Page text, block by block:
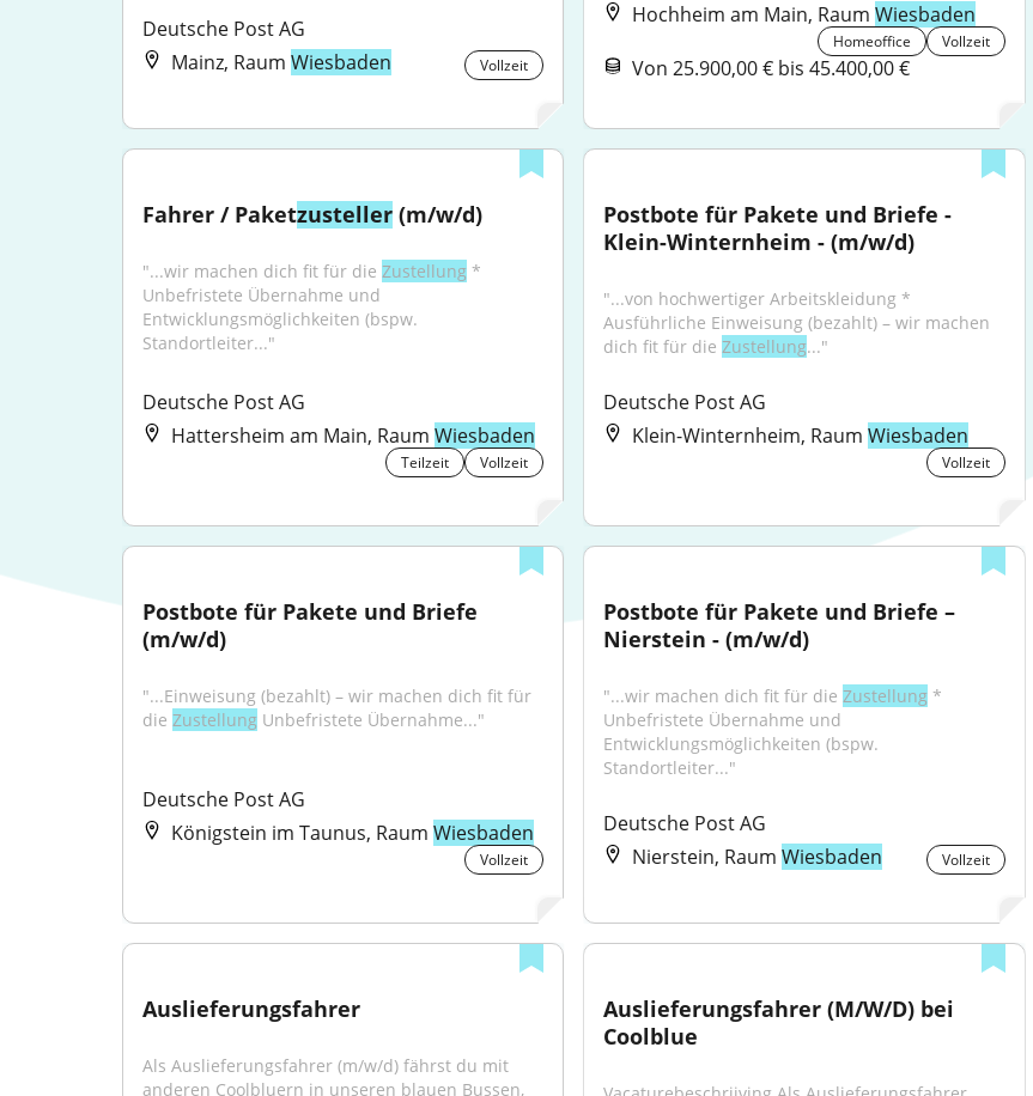
Deutsche Post AG
Mainz, Raum Wiesbaden Vollzeit
Hochheim am Main, RaumWiesbaden
Homeoffice Vollzeit
Von 25.900,00 € bis 45.400,00 €
Fahrer / Paketzusteller (m/w/d)
"...wir machen dich fit für die Zustellung *
Unbefristete Übernahme und
Entwicklungsmöglichkeiten (bspw.
Standortleiter..."
Deutsche Post AG
Hattersheim am Main, Raum Wiesbaden
Teilzeit Vollzeit
Postbote für Pakete und Briefe -
Klein-Winternheim - (m/w/d)
"...von hochwertiger Arbeitskleidung *
Ausführliche Einweisung (bezahlt) – wir machen
dich fit für die Zustellung..."
Deutsche Post AG
Klein-Winternheim, RaumWiesbaden
Vollzeit
Postbote für Pakete und Briefe
(m/w/d)
"...Einweisung (bezahlt) – wir machen dich fit für
die Zustellung Unbefristete Übernahme..."
Deutsche Post AG
Königstein im Taunus, Raum Wiesbaden
Vollzeit
Postbote für Pakete und Briefe –
Nierstein - (m/w/d)
"...wir machen dich fit für die Zustellung *
Unbefristete Übernahme und
Entwicklungsmöglichkeiten (bspw.
Standortleiter..."
Deutsche Post AG
Nierstein, RaumWiesbaden Vollzeit
Auslieferungsfahrer
Als Auslieferungsfahrer (m/w/d) fährst du mit
anderen Coolbluern in unseren blauen Bussen,
Auslieferungsfahrer (M/W/D) bei
Coolblue